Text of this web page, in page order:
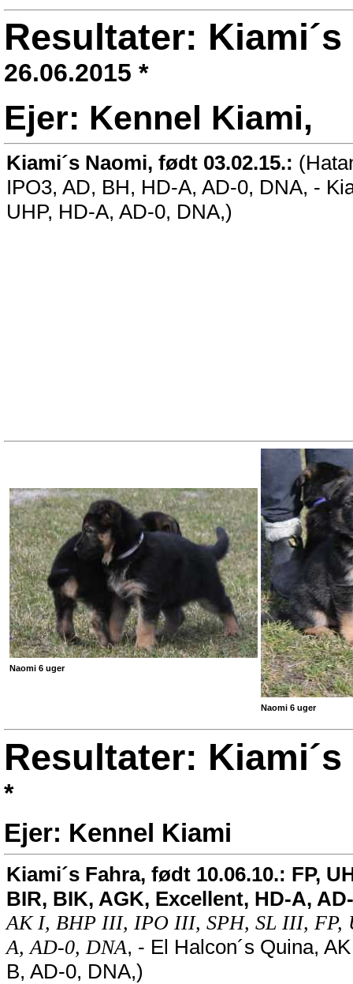
Resultater:
26.06.2015 *
Ejer: Kennel Kiami,
Kiami´s Naomi, født 03.02.15.:
IPO3, AD, BH, HD-A, AD-0, DNA, -
UHP, HD-A, AD-0, DNA,)
Naomi 6 uger
Naomi 6 uger
Resultater: Kiami´s
*
Ejer: Kennel Kiami
Kiami´s Fahra, født 10.06.10.: FP,
BIR, BIK, AGK, Excellent, HD-A,
AK I, BHP III, IPO III, SPH, SL III, FP,
A, AD-0, DNA, - El Halcon´s Quina,
B, AD-0, DNA,)